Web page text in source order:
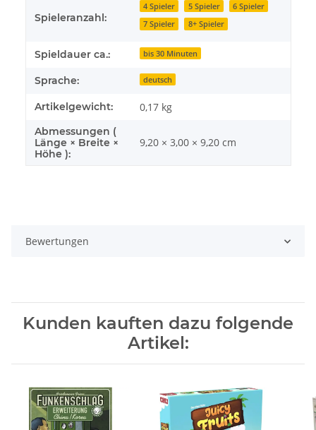
Spieleranzahl:
4 Spieler 5 Spieler
6 Spieler
7 Spieler
8+ Spieler
Spieldauer ca.: bis 30 Minuten
Sprache: deutsch
Artikelgewicht: 0,17 kg
Abmessungen (
Länge × Breite ×
Höhe ):
9,20 × 3,00 × 9,20 cm
Bewertungen
Kunden kauften dazu folgende
Artikel: